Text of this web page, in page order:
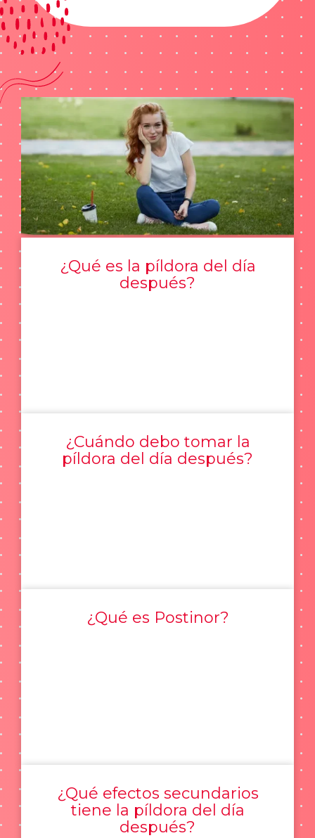
¿Qué es la píldora del día
después?
¿Cuándo debo tomar la
píldora del día después?
¿Qué es Postinor?
¿Qué efectos secundarios
tiene la píldora del día
después?